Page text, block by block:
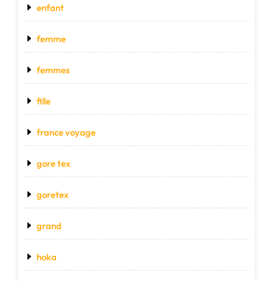
enfant
femme
femmes
fille
france voyage
gore tex
goretex
grand
hoka